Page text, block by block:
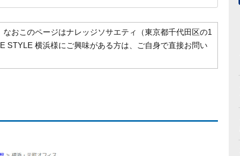
おこのページはナレッジソサエティ（東京都千代田区の1
STYLE 横浜様にご興味がある方は、ご自身で直接お問い